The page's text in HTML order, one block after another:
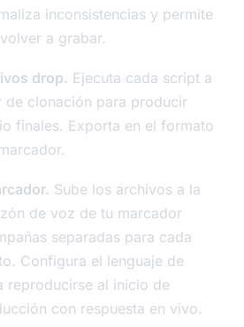
inconsistencias y permite
a grabar.
drop. Ejecuta cada script a
de clonación para producir
finales. Exporta en el formato
Sube los archivos a la
de voz de tu marcador
separadas para cada
Configura el lenguaje de
reproducirse al inicio de
con respuesta en vivo.